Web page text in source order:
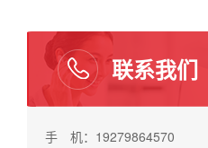
联系我们
手 机：19279864570